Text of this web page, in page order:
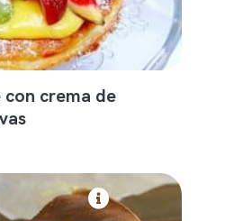
crema de